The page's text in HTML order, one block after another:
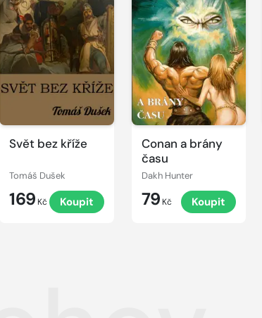
Svět bez kříže
Tomáš Dušek
169 Kč Koupit
Conan a brány
času
Dakh Hunter
79 Kč Koupit